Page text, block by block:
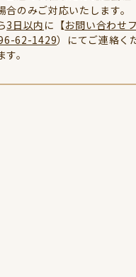
合のみご対応いたします。
3日以内 に【お問い合わせ
62-1429）にてご連絡く
。